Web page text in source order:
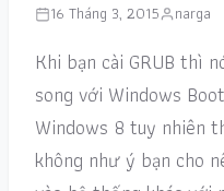
16 Tháng 3, 2015 narga
Khi bạn cài GRUB thì
song với Windows
Windows 8 tuy nhiên
không như ý bạn cho